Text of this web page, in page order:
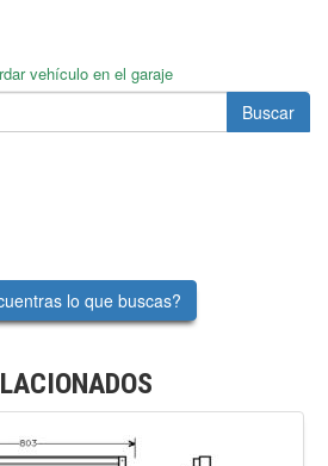
vehículo en el garaje
Buscar
lo que buscas?